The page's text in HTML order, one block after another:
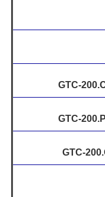
GTC-
GTC-
GTC-